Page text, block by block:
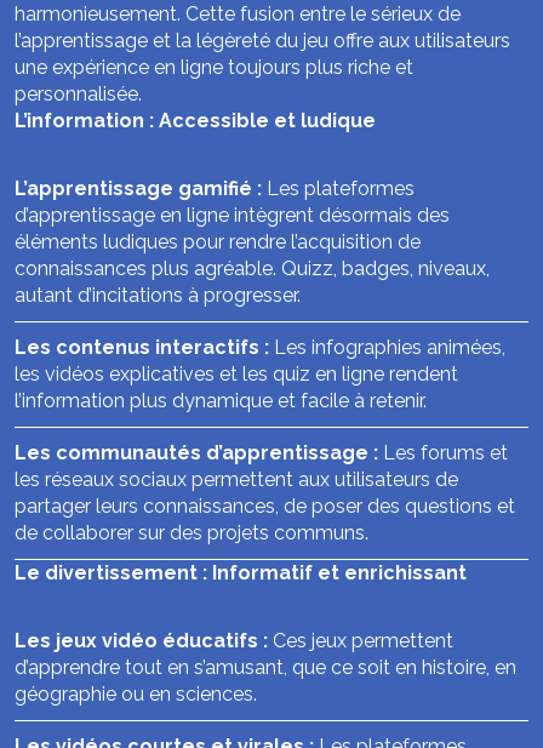
harmonieusement. Cette fusion entre le sérieux de
l’apprentissage et la légèreté du jeu offre aux utilisateurs
une expérience en ligne toujours plus riche et
personnalisée.
L’information : Accessible et ludique
L’apprentissage gamifié : Les plateformes
d’apprentissage en ligne intègrent désormais des
éléments ludiques pour rendre l’acquisition de
connaissances plus agréable. Quizz, badges, niveaux,
autant d’incitations à progresser.
Les contenus interactifs : Les infographies animées,
les vidéos explicatives et les quiz en ligne rendent
l’information plus dynamique et facile à retenir.
Les communautés d’apprentissage : Les forums et
les réseaux sociaux permettent aux utilisateurs de
partager leurs connaissances, de poser des questions et
de collaborer sur des projets communs.
Le divertissement : Informatif et enrichissant
Les jeux vidéo éducatifs : Ces jeux permettent
d’apprendre tout en s’amusant, que ce soit en histoire, en
géographie ou en sciences.